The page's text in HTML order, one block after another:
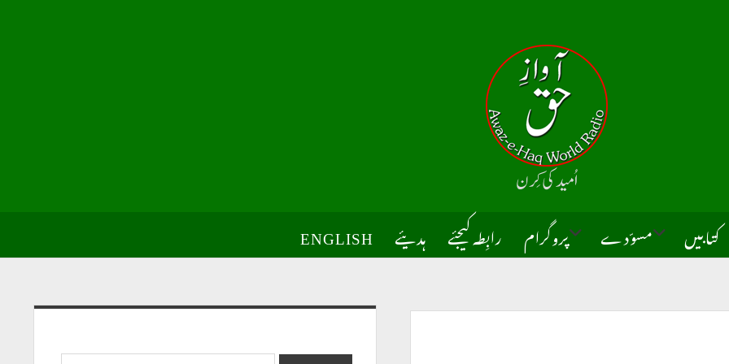
اُميد كى کِرن
ENGLISH ہدیئے رابِطہ کیجئے پروگرامopen
dropdown
menu
مسوّدےopen
dropdown
menu
كتابيں